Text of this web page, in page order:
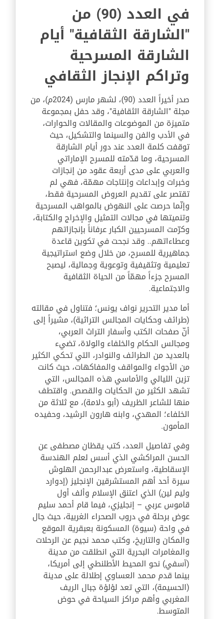
في العدد (90) من
"الشارقة الثقافية" أيام
الشارقة المسرحية
وتراكم الإنجاز الثقافي
صدر أخيراً العدد (90)، لشهر مارس (2024م)، من
مجلة "الشارقة الثقافية"، وقد حفل بمجموعة
متميزة من الموضوعات والمقالات والحوارات،
في الأدب والفن والسينما والتشكيل، حيث
توقفت كلمة العدد عند دور أيام الشارقة
المسرحية، وما قدّمته للمسرح الإماراتي
والعربي على مدى أربعة عقود من إنجازات
وخبرات وإبداعات وإنتاجات مهمّة، فهي لم
تقتصر على تقديم العروض المسرحية فقط،
وإنّما حرصت على النهوض بالمواهب المسرحية
وتنميتها في مجالات التمثيل والإخراج والكتابة،
وكرّمت المسرحيين الكبار عرفاناً بإنجازاتهم
وعطاءاتهم.. وقد نجحت في تكوين قاعدة
جماهيرية للمسرح، من خلال وضع استراتيجية
تعليمية وتثقيفية وتوعوية وجمالية، ليصبح
المسرح جزءاً مهمّاً من الحياة الثقافية
والاجتماعية.
أما مدير التحرير نواف يونس؛ فتناول في مقالته
(طرائف وحكايات المجالس التراثية)، مشيراً إلى
أنّ صفحات الكتب وأسفار التراث العربي،
ومجالس الحكام والخلفاء والولاة، تضيء
بالعديد من الطرائف والنوادر، التي تحكي الكثير
من الأجواء والمواقف والمفاكهات، حيث كانت
تزين الليالي والأماسي هذه المجالس، التي
تشهد الكثير من الحكايات والقصص. واقتطف
منها للشاعر الظريف (أبو دلامة)، مع ثلاثة من
الخلفاء؛ المهدي، وابنه هارون الرشيد، وحفيده
المأمون.
وفي تفاصيل العدد، كتب يقظان مصطفى عن
الحسن المراكشي الذي أسس لعلم الهندسة
الإسقاطية، واستعرض عبدالرحمن الهلوش
سيرة أحد أهم المستشرقين الإنجليز (إدوارد
وليم لين) الذي اعتنق الإسلام وألف أول
قاموس عربي – إنجليزي، فيما قام أحمد سليم
عوض برحلة في دروب الصحراء الغربية، حيث جال
في واحة (سيوة) المسكونة بعبقرية الموقع
والمكان والتاريخ، وكتب محمد نجيم عن الرحلات
والمغامرات البحرية التي انطلقت من مدينة
(آسفي) نحو المحيط الأطلنطي إلى أمريكا،
بينما قدم محمد العساوي إطلالة على مدينة
(الحسيمة)، التي تعد لؤلؤة جبال الريف
المغربي وأهم مراكز السياحة في حوض
المتوسط.